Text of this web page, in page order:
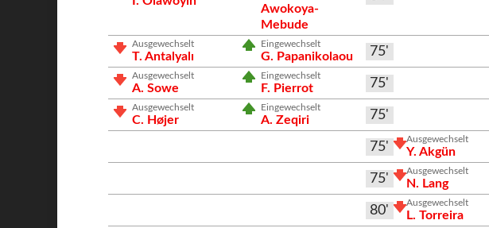
Awokoya-
Mebude
Ausgewechselt
T. Antalyalı
Eingewechselt
G. Papanikolaou 75'
Ausgewechselt
A. Sowe
Eingewechselt
F. Pierrot 75'
Ausgewechselt
C. Højer
Eingewechselt
A. Zeqiri 75'
75'
Ausgewechselt
Y. Akgün
75'
Ausgewechselt
N. Lang
80'
Ausgewechselt
L. Torreira